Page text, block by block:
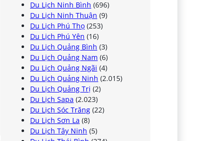
Du Lịch Ninh Bình (696)
Du Lịch Ninh Thuận (9)
Du Lịch Phú Thọ (253)
Du Lịch Phú Yên (16)
Du Lịch Quảng Bình (3)
Du Lịch Quảng Nam (6)
Du Lịch Quảng Ngãi (4)
Du Lịch Quảng Ninh (2.015)
Du Lịch Quảng Trị (2)
Du Lịch Sapa (2.023)
Du Lịch Sóc Trăng (22)
Du Lịch Sơn La (8)
Du Lịch Tây Ninh (5)